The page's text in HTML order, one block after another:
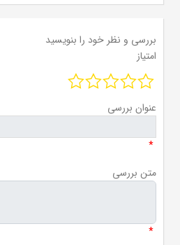
بررسی و نظر خود را بنویسید
امتیاز
عنوان بررسی
*
متن بررسی
*